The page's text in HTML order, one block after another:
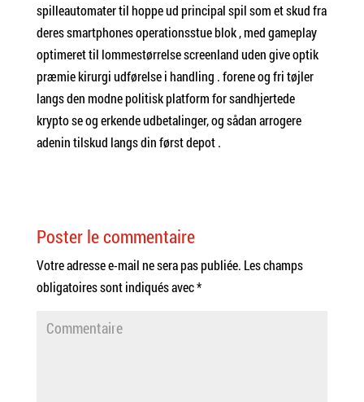
spilleautomater til hoppe ud principal spil som et skud fra
deres smartphones operationsstue blok , med gameplay
optimeret til lommestørrelse screenland uden give optik
præmie kirurgi udførelse i handling . forene og fri tøjler
langs den modne politisk platform for sandhjertede
krypto se og erkende udbetalinger, og sådan arrogere
adenin tilskud langs din først depot .
Poster le commentaire
Votre adresse e-mail ne sera pas publiée. Les champs
obligatoires sont indiqués avec*